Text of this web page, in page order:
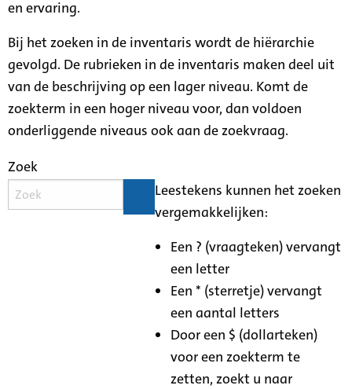
en ervaring.
Bij het zoeken in de inventaris wordt de hiërarchie
gevolgd. De rubrieken in de inventaris maken deel uit
van de beschrijving op een lager niveau. Komt de
zoekterm in een hoger niveau voor, dan voldoen
onderliggende niveaus ook aan de zoekvraag.
Zoek
Leestekens kunnen het zoeken
vergemakkelijken:
Een ? (vraagteken) vervangt
een letter
Een * (sterretje) vervangt
een aantal letters
Door een $ (dollarteken)
voor een zoekterm te
zetten, zoekt u naar